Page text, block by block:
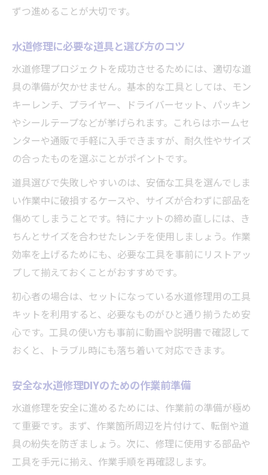
ずつ進めることが大切です。
水道修理に必要な道具と選び方のコツ
水道修理プロジェクトを成功させるためには、適切な道
具の準備が欠かせません。基本的な工具としては、モン
キーレンチ、プライヤー、ドライバーセット、パッキン
やシールテープなどが挙げられます。これらはホームセ
ンターや通販で手軽に入手できますが、耐久性やサイズ
の合ったものを選ぶことがポイントです。
道具選びで失敗しやすいのは、安価な工具を選んでしま
い作業中に破損するケースや、サイズが合わずに部品を
傷めてしまうことです。特にナットの締め直しには、き
ちんとサイズを合わせたレンチを使用しましょう。作業
効率を上げるためにも、必要な工具を事前にリストアッ
プして揃えておくことがおすすめです。
初心者の場合は、セットになっている水道修理用の工具
キットを利用すると、必要なものがひと通り揃うため安
心です。工具の使い方も事前に動画や説明書で確認して
おくと、トラブル時にも落ち着いて対応できます。
安全な水道修理DIYのための作業前準備
水道修理を安全に進めるためには、作業前の準備が極め
て重要です。まず、作業箇所周辺を片付けて、転倒や道
具の紛失を防ぎましょう。次に、修理に使用する部品や
工具を手元に揃え、作業手順を再確認します。